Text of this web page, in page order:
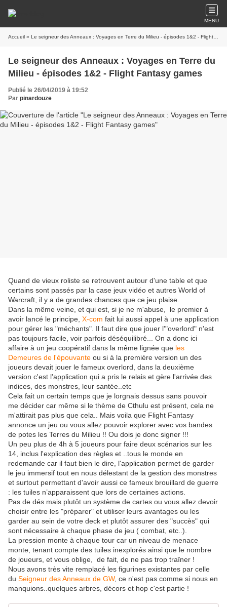
MENU
Accueil » Le seigneur des Anneaux : Voyages en Terre du Milieu - épisodes 1&2 - Flight Fantasy games
Le seigneur des Anneaux : Voyages en Terre du
Milieu - épisodes 1&2 - Flight Fantasy games
Publié le 26/04/2019 à 19:52
Par pinardouze
Quand de vieux roliste se retrouvent autour d'une table et que
certains sont passés par la case jeux vidéo et autres World of
Warcraft, il y a de grandes chances que ce jeu plaise.
Dans la même veine, et qui est, si je ne m'abuse, le premier à
avoir lancé le principe, X-com fait lui aussi appel à une application
pour gérer les "méchants". Il faut dire que jouer l'"overlord" n'est
pas toujours facile, voir parfois déséquilibré... On a donc ici
affaire à un jeu coopératif dans la même lignée que les
Demeures de l'épouvante ou si à la première version un des
joueurs devait jouer le fameux overlord, dans la deuxième
version c'est l'application qui a pris le relais et gère l'arrivée des
indices, des monstres, leur santée..etc
Cela fait un certain temps que je lorgnais dessus sans pouvoir
me décider car même si le thème de Cthulu est présent, cela ne
m'attirait pas plus que cela.. Mais voila que Flight Fantasy
annonce un jeu ou vous allez pouvoir explorer avec vos bandes
de potes les Terres du Milieu !! Ou dois je donc signer !!!
Un peu plus de 4h à 5 joueurs pour faire deux scénarios sur les
14, inclus l'explication des règles et ..tous le monde en
redemande car il faut bien le dire, l'application permet de garder
le jeu immersif tout en nous délestant de la gestion des monstres
et surtout permettant d'avoir aussi ce fameux brouillard de guerre
: les tuiles n’apparaissent que lors de certaines actions.
Pas de dés mais plutôt un système de cartes ou vous allez devoir
choisir entre les "préparer" et utiliser leurs avantages ou les
garder au sein de votre deck et plutôt assurer des "succès" qui
sont nécessaire à chaque phase de jeu ( combat, etc..).
La pression monte à chaque tour car un niveau de menace
monte, tenant compte des tuiles inexplorés ainsi que le nombre
de joueurs, et vous oblige, de fait, de ne pas trop traîner !
Nous avons très vite remplacé les figurines existantes par celle
du Seigneur des Anneaux de GW, ce n'est pas comme si nous en
manquions..quelques arbres, décors et hop c'est partie !